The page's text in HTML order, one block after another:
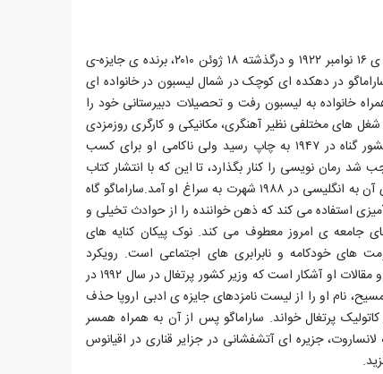
ژوزه ساراماگو، نویسنده ی پرتغالی، زاده ی ۱۶ نوامبر ۱۹۲۲ و درگذشته ۱۸ ژوئن ۲۰۱۰، برنده ی جایزه-ی
۱۹۹۸ میلادی است.ساراماگو در دهکده ای کوچک در شمال لیسبون در خانواده ای
خانواده به لیسبون رفت و تحصیلات دبیرستانی خود را
های مختلفی نظیر آهنگری، مکانیکی و کارگری روزمزدی
پرداخت. اگرچه اولین رمان او به نام کشور گناه در ۱۹۴۷ به چاپ رسید ولی ناکامی او برای کسب
رمان نویسی را کنار بگذارد، تا این که با انتشار کتاب
بالتازار و بلموندا در سال ۱۹۸۲ و ترجمه ی آن به انگلیسی در ۱۹۸۸ شهرت به سراغ او آمد.ساراماگو گاه
استفاده می کند که ذهن خواننده را از حوادث تخیلی و
جامعه ی امروز معطوف می کند. نوک پیکان کنایه های
های خودکامه و نابرابری های اجتماعی است. رویکرد
ساراماگو علیه مذهب آنچنان در رمان ها و مقالات او آشکار است که وزیر کشور پرتغال در سال ۱۹۹۲ در
نام او را از لیست نامزدهای جایزه ی ادبی اروپا حذف
پرتغال خواند. ساراماگو پس از آن به همراه همسر
جزیره ای آتشفشانی در جزایر قناری در اقیانوس